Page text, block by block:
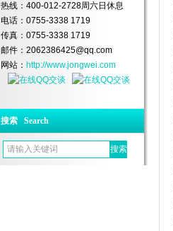
热线：400-012-2728周六日休息
电话：0755-3338 1719
传真：0755-3338 1719
邮件：2062386425@qq.com
网站： http://www.jongwei.com
搜索 Search